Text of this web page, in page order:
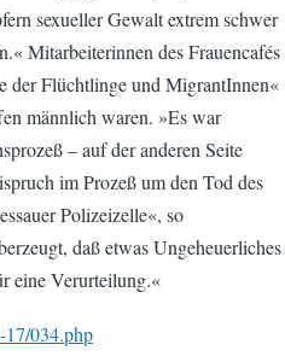
sexueller Gewalt extrem schwer
Mitarbeiterinnen des Frauencafés
der Flüchtlinge und MigrantInnen«
männlich waren. »Es war
– auf der anderen Seite
im Prozeß um den Tod des
Polizeizelle«, so
daß etwas Ungeheuerliches
eine Verurteilung.«
034.php